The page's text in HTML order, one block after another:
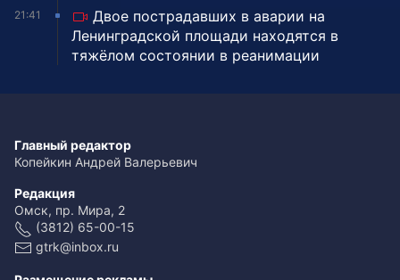
21:41
Двое пострадавших в аварии на
Ленинградской площади находятся в
тяжёлом состоянии в реанимации
Главный редактор
Копейкин Андрей Валерьевич
Редакция
Омск, пр. Мира, 2
(3812) 65-00-15
gtrk@inbox.ru